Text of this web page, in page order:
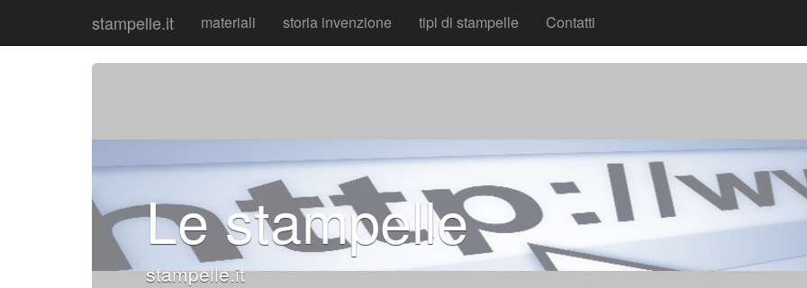
stampelle.it materiali storia invenzione tipi di stampelle Contatti
Le stampelle
stampelle.it